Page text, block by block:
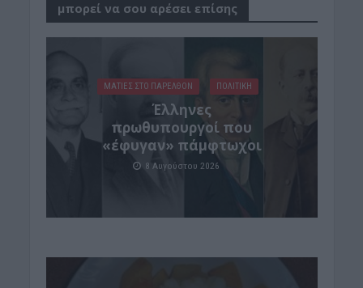
μπορεί να σου αρέσει επίσης
ΜΑΤΙΕΣ ΣΤΟ ΠΑΡΕΛΘΟΝ ΠΟΛΙΤΙΚΗ
Έλληνες
πρωθυπουργοί που
«έφυγαν» πάμφτωχοι
8 Αυγούστου 2026